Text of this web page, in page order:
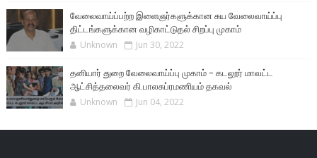
வேலைவாய்ப்பற்ற இளைஞர்களுக்கான சுய வேலைவாய்ப்பு
திட்டங்களுக்கான வழிகாட்டுதல் சிறப்பு முகாம்
Unknown Jun 30, 2022
தனியார் துறை வேலைவாய்ப்பு முகாம் - கடலூர் மாவட்ட
ஆட்சித்தலைவர் கி.பாலசுப்ரமணியம் தகவல்
Unknown Jun 04, 2022